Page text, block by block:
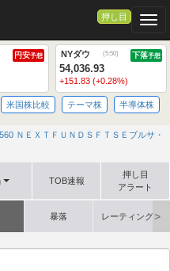
押し目
円安予想 NYダウ (5:50) 下落予想
54,036.93
+151.83 (+0.28%)
米国株比較 テーマ株 半導体株
ＮＥＸＴＦＵＮＤＳＦＴＳＥブルサ・
TOB速報
押し目
アラート
暴落 レーティング格